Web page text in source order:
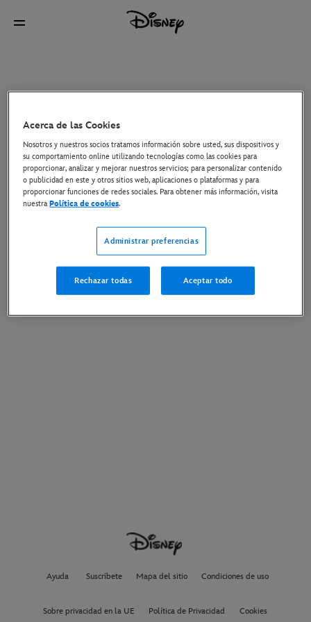
Ayuda Suscríbete Mapa del sitio Condiciones de uso
Sobre privacidad en la UE Política de Privacidad Cookies
Acerca de las Cookies
Nosotros y nuestros socios tratamos información sobre usted, sus dispositivos y
su comportamiento online utilizando tecnologías como las cookies para
proporcionar, analizar y mejorar nuestros servicios; para personalizar contenido
o publicidad en este y otros sitios web, aplicaciones o plataformas y para
proporcionar funciones de redes sociales. Para obtener más información, visita
nuestraPolítica de cookies.
Administrar preferencias
Rechazar todas Aceptar todo